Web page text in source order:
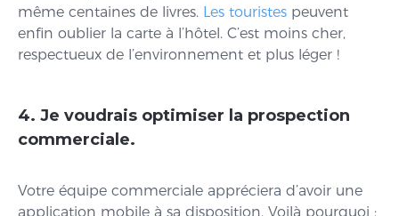
même centaines de livres. Les touristes peuvent
enfin oublier la carte à l’hôtel. C’est moins cher,
respectueux de l’environnement et plus léger !
4. Je voudrais optimiser la prospection
commerciale.
Votre équipe commerciale appréciera d’avoir une
application mobile à sa disposition. Voilà pourquoi :